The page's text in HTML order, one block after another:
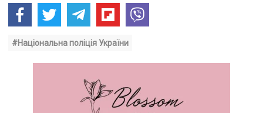
#Національна поліція України